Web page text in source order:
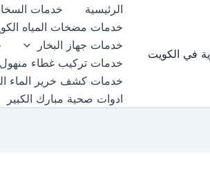
في الكويت
الرئيسية
خدمات
خدمات مضخات المياه
خدمات جهاز البخار
خدمات تركيب غطاء منهول
خدمات كشف خرير الماء
ادوات صحية مبارك الكبير